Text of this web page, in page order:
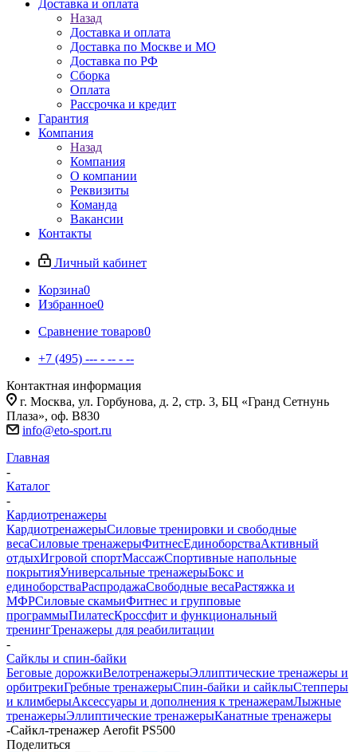
Доставка и оплата
Назад
Доставка и оплата
Доставка по Москве и МО
Доставка по РФ
Сборка
Оплата
Рассрочка и кредит
Гарантия
Компания
Назад
Компания
О компании
Реквизиты
Команда
Вакансии
Контакты
Личный кабинет
Корзина0
Избранное0
Сравнение товаров0
+7 (495) --- - -- - --
Контактная информация
г. Москва, ул. Горбунова, д. 2, стр. 3, БЦ «Гранд Сетнунь
Плаза», оф. В830
info@eto-sport.ru
Главная
-
Каталог
-
Кардиотренажеры
КардиотренажерыСиловые тренировки и свободные
весаСиловые тренажерыФитнесЕдиноборстваАктивный
отдыхИгровой спортМассажСпортивные напольные
покрытияУниверсальные тренажерыБокс и
единоборстваРаспродажаСвободные весаРастяжка и
МФРСиловые скамьиФитнес и групповые
программыПилатесКроссфит и функциональный
тренингТренажеры для реабилитации
-
Сайклы и спин-байки
Беговые дорожкиВелотренажерыЭллиптические тренажеры и
орбитрекиГребные тренажерыСпин-байки и сайклыСтепперы
и климберыАксессуары и дополнения к тренажерамЛыжные
тренажерыЭллиптические тренажерыКанатные тренажеры
-Cайкл-тренажер Aerofit PS500
Поделиться